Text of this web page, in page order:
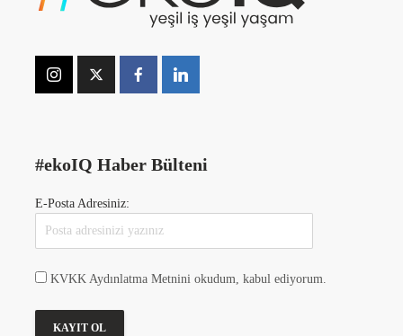
#ekoIQ Haber Bülteni
E-Posta Adresiniz:
KVKK Aydınlatma Metnini okudum, kabul ediyorum.